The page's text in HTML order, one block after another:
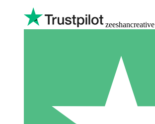
zeeshancreative